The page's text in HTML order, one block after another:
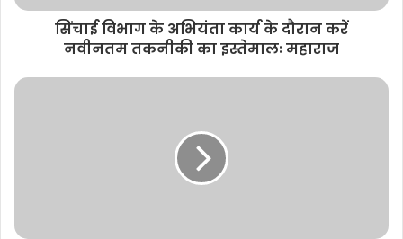
सिंचाई विभाग के अभियंता कार्य के दौरान करें
नवीनतम तकनीकी का इस्तेमालः महाराज